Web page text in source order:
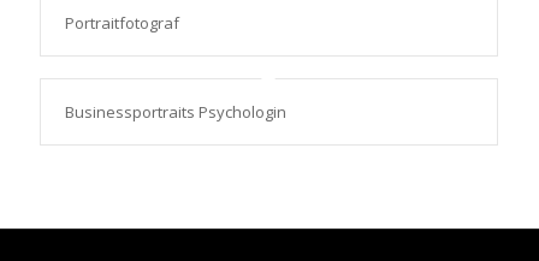
Portraitfotograf
Businessportraits Psychologin